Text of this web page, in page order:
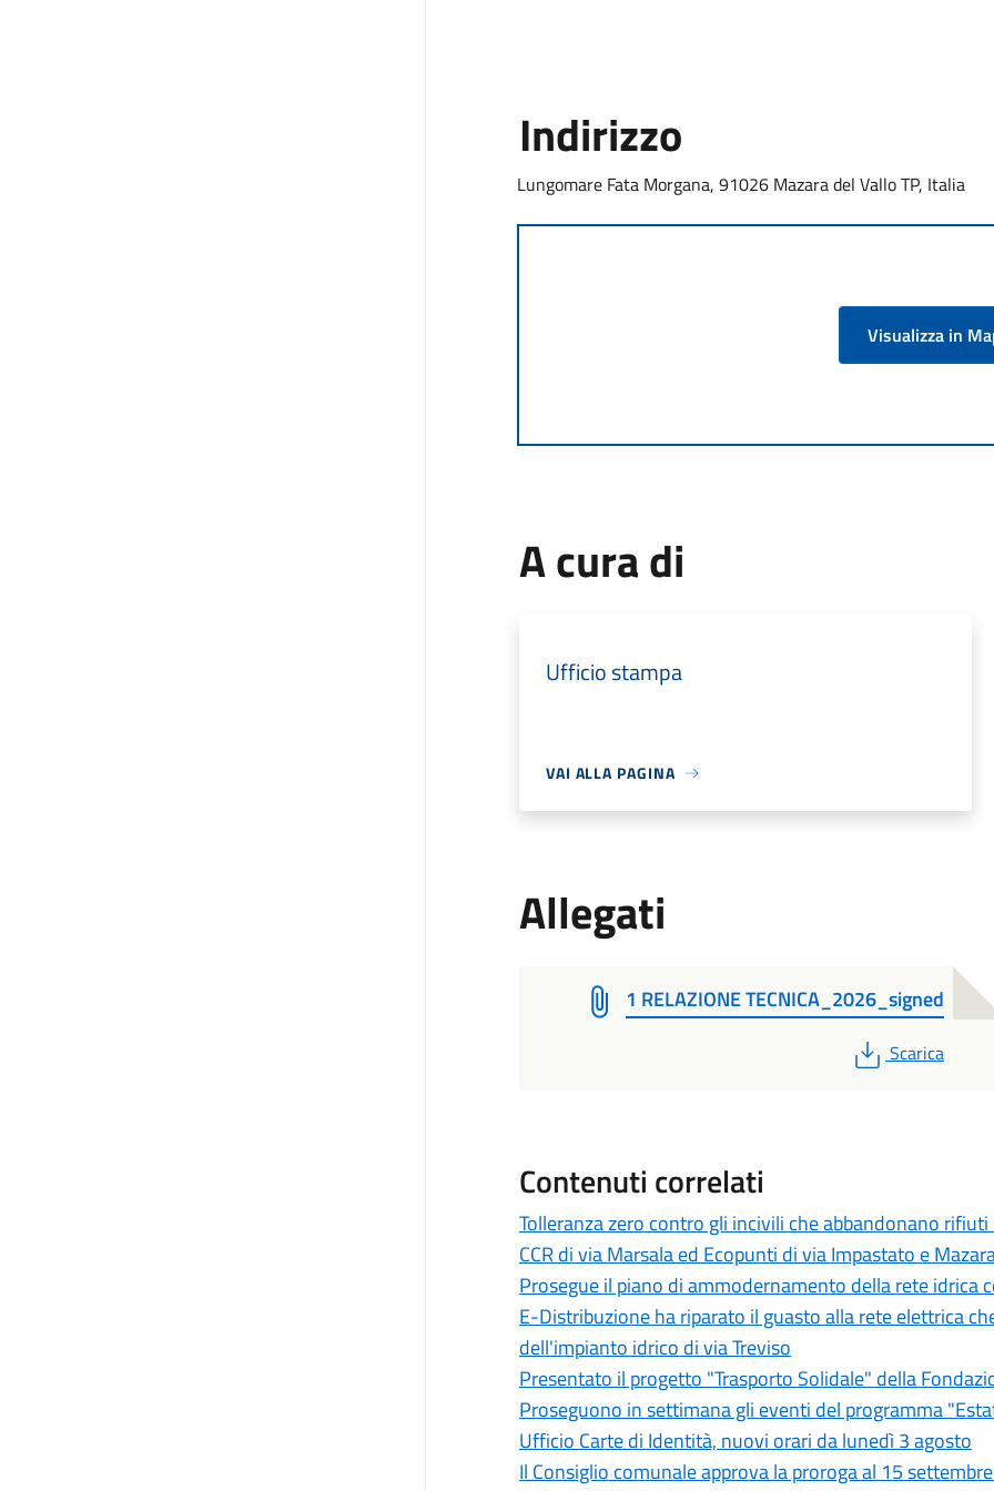
Indirizzo
Lungomare Fata Morgana, 91026 Mazara del Vallo TP, Italia
Visualizza in
A cura di
Ufficio stampa
VAI ALLA PAGINA
Allegati
1 RELAZIONE TECNICA_2026_signed
PDF
Scarica
Contenuti correlati
Tolleranza zero contro gli incivili che abbandonano
CCR di via Marsala ed Ecopunti di via Impastato e
Prosegue il piano di ammodernamento della rete idrica
E-Distribuzione ha riparato il guasto alla rete elettrica
dell'impianto idrico di via Treviso
Presentato il progetto "Trasporto Solidale" della
Proseguono in settimana gli eventi del programma
Ufficio Carte di Identità, nuovi orari da lunedì 3 agosto
Il Consiglio comunale approva la proroga al 15